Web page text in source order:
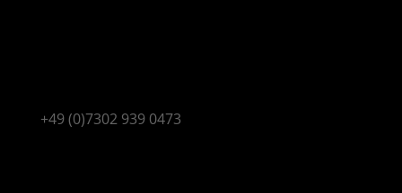
+49 (0)7302 939 0473